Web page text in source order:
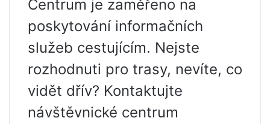
Centrum je zaměřeno na
poskytování informačních
služeb cestujícím. Nejste
rozhodnuti pro trasy, nevíte, co
vidět dřív? Kontaktujte
návštěvnické centrum